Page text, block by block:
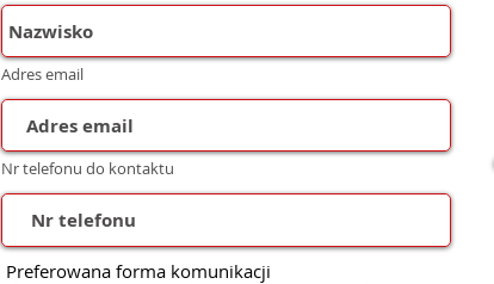
Adres email
Nr telefonu do kontaktu
Preferowana forma komunikacji